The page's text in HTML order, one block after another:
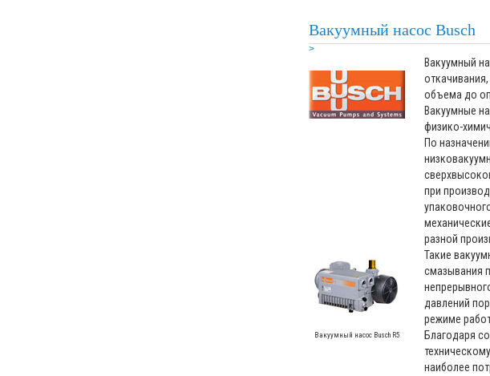
Вакуумный насос Busch
>
Вакуумный
объема до
Вакуумные
физико-
По
при
разной
Такие
смазывания
давлений
режиме
Вакуумный насос Busch R5
Благодаря
наиболее